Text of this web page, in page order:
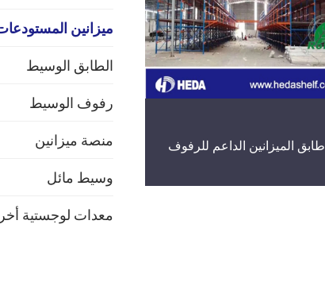
ميزانين
الطابق الوسيط
رفوف الوسيط
منصة ميزانين
وسيط مائل
معدات لوجستية
طابق الميزانين الداعم للرفوف